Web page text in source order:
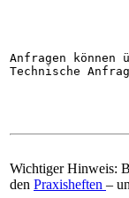
Anfragen
Technische
Wichtiger Hinweis:
den Praxisheften –